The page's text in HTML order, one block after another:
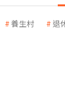
養生村 退